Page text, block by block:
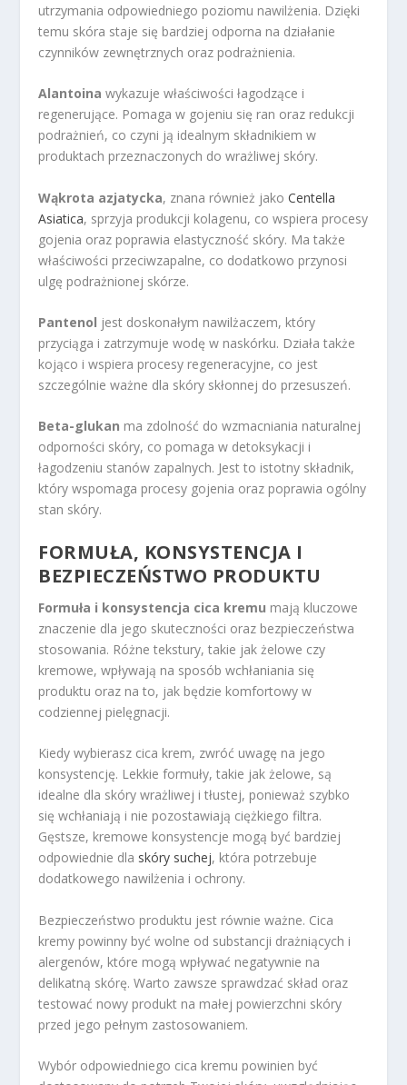
utrzymania odpowiedniego poziomu nawilżenia. Dzięki
temu skóra staje się bardziej odporna na działanie
czynników zewnętrznych oraz podrażnienia.
Alantoina wykazuje właściwości łagodzące i
regenerujące. Pomaga w gojeniu się ran oraz redukcji
podrażnień, co czyni ją idealnym składnikiem w
produktach przeznaczonych do wrażliwej skóry.
Wąkrota azjatycka, znana również jakoCentella
Asiatica, sprzyja produkcji kolagenu, co wspiera procesy
gojenia oraz poprawia elastyczność skóry. Ma także
właściwości przeciwzapalne, co dodatkowo przynosi
ulgę podrażnionej skórze.
Pantenol jest doskonałym nawilżaczem, który
przyciąga i zatrzymuje wodę w naskórku. Działa także
kojąco i wspiera procesy regeneracyjne, co jest
szczególnie ważne dla skóry skłonnej do przesuszeń.
Beta-glukan ma zdolność do wzmacniania naturalnej
odporności skóry, co pomaga w detoksykacji i
łagodzeniu stanów zapalnych. Jest to istotny składnik,
który wspomaga procesy gojenia oraz poprawia ogólny
stan skóry.
FORMUŁA, KONSYSTENCJA I
BEZPIECZEŃSTWO PRODUKTU
Formuła i konsystencja cica kremu mają kluczowe
znaczenie dla jego skuteczności oraz bezpieczeństwa
stosowania. Różne tekstury, takie jak żelowe czy
kremowe, wpływają na sposób wchłaniania się
produktu oraz na to, jak będzie komfortowy w
codziennej pielęgnacji.
Kiedy wybierasz cica krem, zwróć uwagę na jego
konsystencję. Lekkie formuły, takie jak żelowe, są
idealne dla skóry wrażliwej i tłustej, ponieważ szybko
się wchłaniają i nie pozostawiają ciężkiego filtra.
Gęstsze, kremowe konsystencje mogą być bardziej
odpowiednie dla skóry suchej, która potrzebuje
dodatkowego nawilżenia i ochrony.
Bezpieczeństwo produktu jest równie ważne. Cica
kremy powinny być wolne od substancji drażniących i
alergenów, które mogą wpływać negatywnie na
delikatną skórę. Warto zawsze sprawdzać skład oraz
testować nowy produkt na małej powierzchni skóry
przed jego pełnym zastosowaniem.
Wybór odpowiedniego cica kremu powinien być